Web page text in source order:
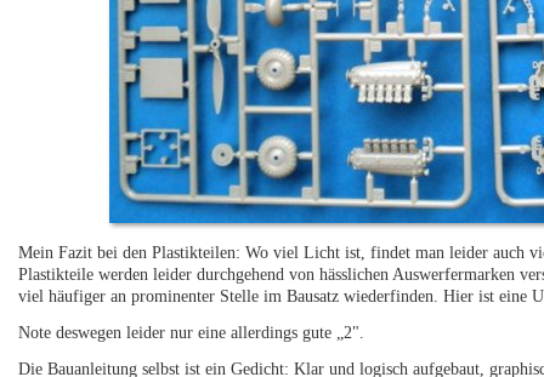
Mein Fazit bei den Plastikteilen: Wo viel Licht ist, findet man leider auch
Plastikteile werden leider durchgehend von hässlichen Auswerfermarken
viel häufiger an prominenter Stelle im Bausatz wiederfinden. Hier ist eine
Note deswegen leider nur eine allerdings gute „2".
Die Bauanleitung selbst ist ein Gedicht: Klar und logisch aufgebaut,